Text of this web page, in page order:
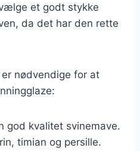
et godt stykke
da det har den rette
nødvendige for at
god kvalitet svinemave.
timian og persille.